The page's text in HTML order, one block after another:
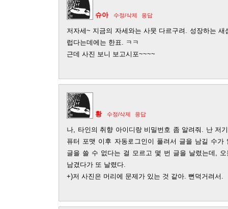
슈아 수정/삭제 응답
저자세~ 지금의 자세와는 사뭇 다르구려. 성장하는
럽다는데에는 한표. ㅋㅋ
근데 사진 보니 보고시포~~~~
황 수정/삭제 응답
나, 타인의 취향 아이디랑 비밀번호 좀 알려줘. 난 저
퓨터 포맷 이후 자동로그인이 풀려서 글을 남길 수
글을 쓸 수 없다는 걸 모르고 몇 번 글을 날렸는데,
남겼다가 또 날렸다.
+)저 사진은 머리에 문제가 있는 것 같아. 뻔덕거려서.